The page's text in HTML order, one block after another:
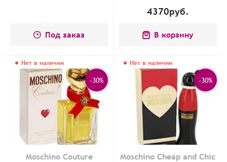
Под заказ
4370руб.
В корзину
Нет в наличии
-30%
Moschino Couture
Нет в наличии
-30%
Moschino Cheap and Chic